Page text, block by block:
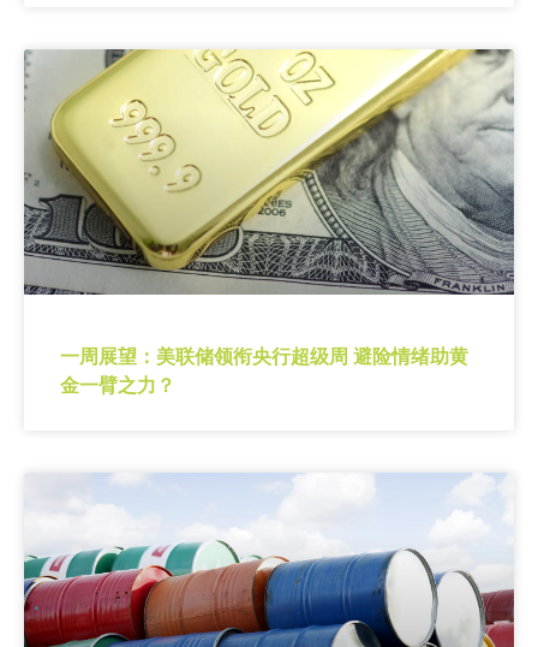
一周展望：美联储领衔央行超级周 避险情绪助黄
金一臂之力？